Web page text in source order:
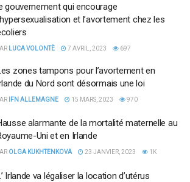
gouvernement qui encourage
et l’avortement chez les
LUCA VOLONTÈ 7 AVRIL, 2023 697
zones tampons pour l’avortement en
du Nord sont désormais une loi
IFN ALLEMAGNE 15 MARS, 2023 970
alarmante de la mortalité maternelle au
Uni et en Irlande
OLGA KUKHTENKOVA 23 JANVIER, 2023 1K
Irlande va légaliser la location d’utérus